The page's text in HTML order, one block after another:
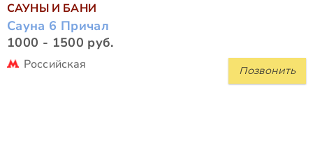
САУНЫ И БАНИ
Сауна 6 Причал
1000 - 1500 руб.
Позвонить
Российская